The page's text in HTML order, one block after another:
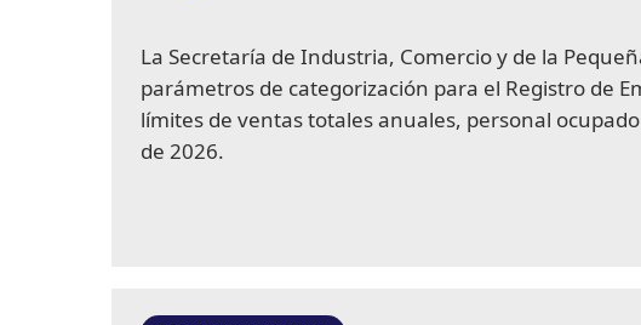
La Secretaría de Industria, Comercio y de la
parámetros de categorización para el Registro de
límites de ventas totales anuales, personal
de 2026.